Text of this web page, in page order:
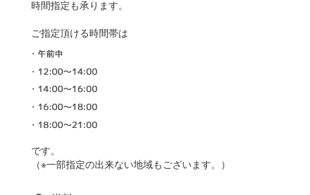
時間指定も承ります。
ご指定頂ける時間帯は
です。
（※一部指定の出来ない地域もございます。）